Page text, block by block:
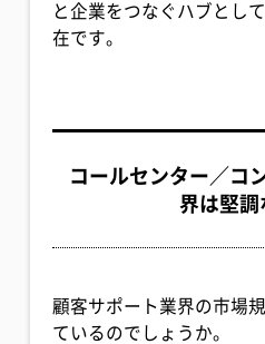
と企業をつなぐハブとし
在です。
コールセンター／コ
界は堅調
顧客サポート業界の市場
ているのでしょうか。